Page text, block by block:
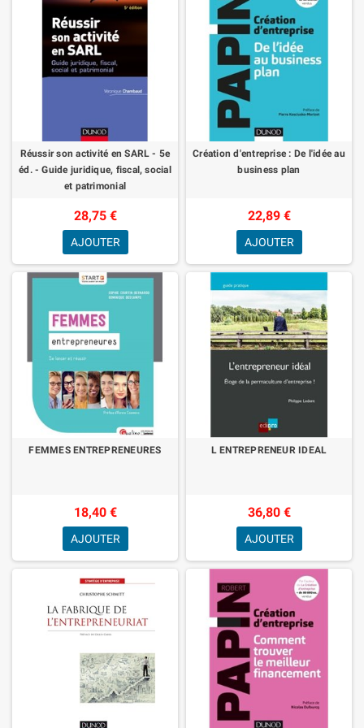
Réussir son activité en SARL - 5e
éd. - Guide juridique, fiscal, social
et patrimonial
28,75 €
AJOUTER
Création d'entreprise : De l'idée au
business plan
22,89 €
AJOUTER
FEMMES ENTREPRENEURES
18,40 €
AJOUTER
L ENTREPRENEUR IDEAL
36,80 €
AJOUTER